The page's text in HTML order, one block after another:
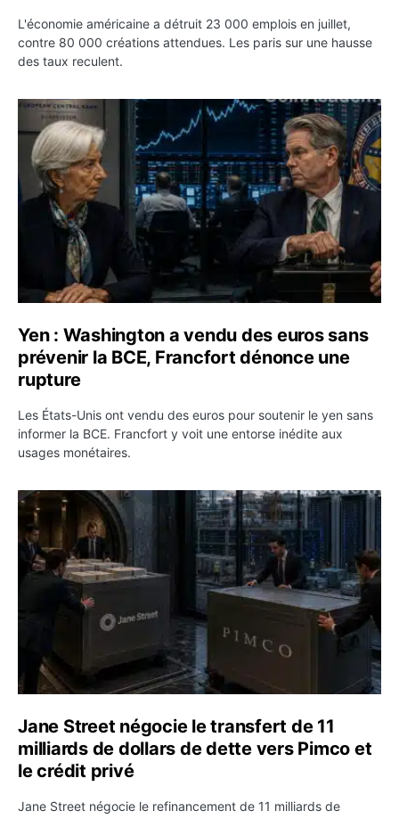
L'économie américaine a détruit 23 000 emplois en juillet,
contre 80 000 créations attendues. Les paris sur une hausse
des taux reculent.
Yen : Washington a vendu des euros sans prévenir la
Yen : Washington a vendu des euros sans
prévenir la BCE, Francfort dénonce une
rupture
Les États-Unis ont vendu des euros pour soutenir le yen sans
informer la BCE. Francfort y voit une entorse inédite aux
usages monétaires.
Jane Street négocie le transfert de 11 milliards de
Jane Street négocie le transfert de 11
milliards de dollars de dette vers Pimco et
le crédit privé
Jane Street négocie le refinancement de 11 milliards de